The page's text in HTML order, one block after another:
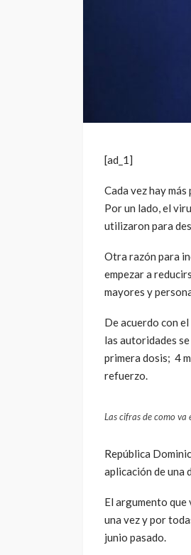
[ad_1]
Cada vez hay
Por un lado, el
utilizaron para
Otra razón para
empezar a
mayores y
De acuerdo con
las autoridades
primera dosis; 4
refuerzo.
Las cifras de como va
República
aplicación de una
El argumento
una vez y por
junio pasado.